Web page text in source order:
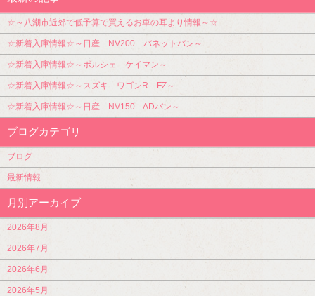
☆～八潮市近郊で低予算で買えるお車の耳より情報～☆
☆新着入庫情報☆～日産 NV200 バネットバン～
☆新着入庫情報☆～ポルシェ ケイマン～
☆新着入庫情報☆～スズキ ワゴンR FZ～
☆新着入庫情報☆～日産 NV150 ADバン～
ブログカテゴリ
ブログ
最新情報
月別アーカイブ
2026年8月
2026年7月
2026年6月
2026年5月